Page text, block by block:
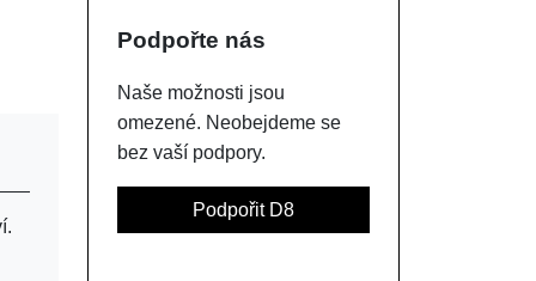
Podpořte nás
Naše možnosti jsou
omezené. Neobejdeme se
bez vaší podpory.
Podpořit D8